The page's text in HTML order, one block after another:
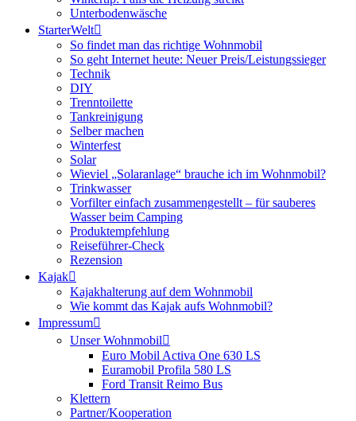
Unterbodenwäsche
StarterWelt
So findet man das richtige Wohnmobil
So geht Internet heute: Neuer Preis/Leistungssieger
Technik
DIY
Trenntoilette
Tankreinigung
Selber machen
Winterfest
Solar
Wieviel „Solaranlage“ brauche ich im Wohnmobil?
Trinkwasser
Vorfilter einfach zusammengestellt – für sauberes
Wasser beim Camping
Produktempfehlung
Reiseführer-Check
Rezension
Kajak
Kajakhalterung auf dem Wohnmobil
Wie kommt das Kajak aufs Wohnmobil?
Impressum
Unser Wohnmobil
Euro Mobil Activa One 630 LS
Euramobil Profila 580 LS
Ford Transit Reimo Bus
Klettern
Partner/Kooperation